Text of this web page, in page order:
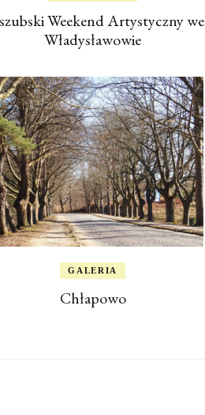
Weekend Artystyczny we
Władysławowie
GALERIA
Chłapowo